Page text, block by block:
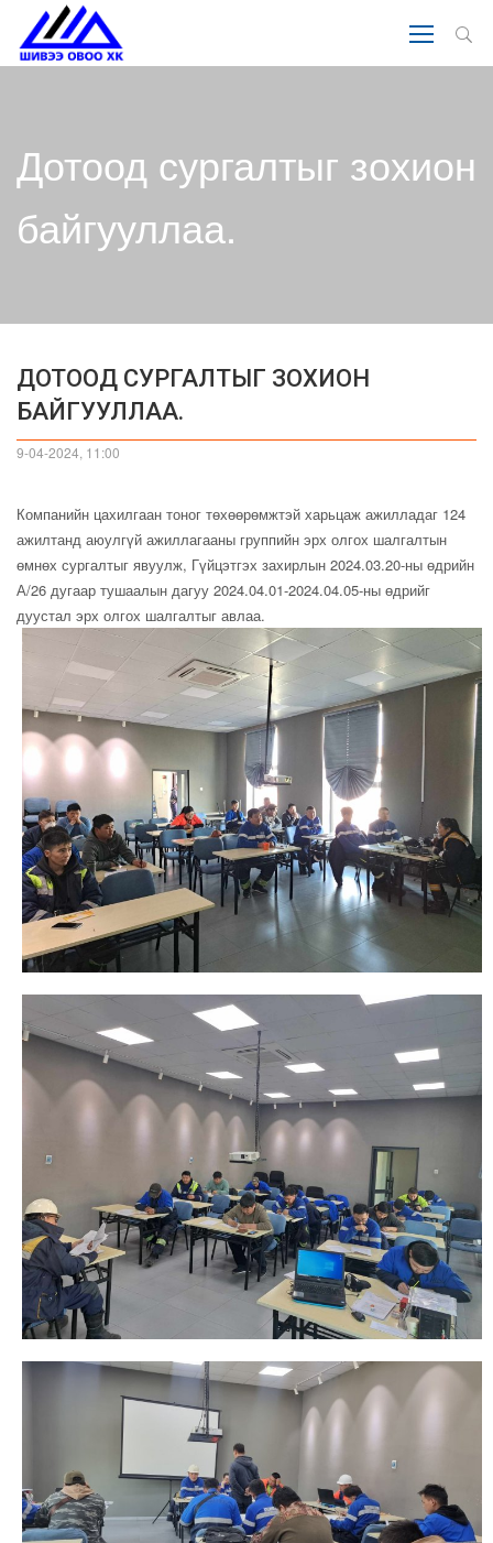
Дотоод сургалтыг зохион
байгууллаа.
ДОТООД СУРГАЛТЫГ ЗОХИОН
БАЙГУУЛЛАА.
9-04-2024, 11:00
Компанийн цахилгаан тоног төхөөрөмжтэй харьцаж ажилладаг 124
ажилтанд аюулгүй ажиллагааны группийн эрх олгох шалгалтын
өмнөх сургалтыг явуулж, Гүйцэтгэх захирлын 2024.03.20-ны өдрийн
А/26 дугаар тушаалын дагуу 2024.04.01-2024.04.05-ны өдрийг
дуустал эрх олгох шалгалтыг авлаа.